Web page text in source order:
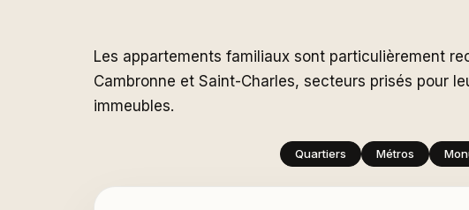
Les appartements familiaux sont particulièrement
Cambronne et Saint-Charles, secteurs prisés pour
immeubles.
Quartiers Métros